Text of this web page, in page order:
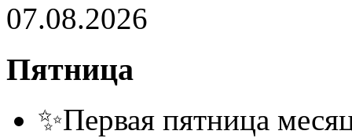
07.08.2026
Пятница
✨Первая пятница